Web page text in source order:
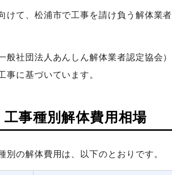
けて、松浦市で工事を請け負う解体業者
社団法人あんしん解体業者認定協会）
事に基づいています。
事種別解体費用相場
の解体費用は、以下のとおりです。